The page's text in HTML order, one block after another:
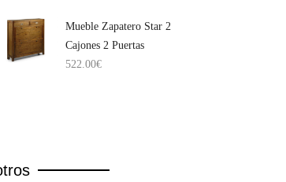
Mueble Zapatero Star 2
Cajones 2 Puertas
522.00€